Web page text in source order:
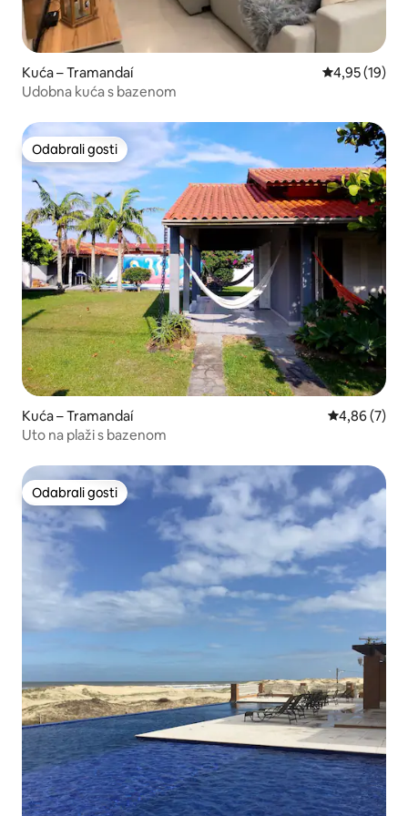
Kuća – Tramandaí Prosječna
4,95 (19)
Udobna kuća s bazenom
Odabrali gosti
Odabrali gosti
Kuća – Tramandaí Prosječna
4,86 (7)
Uto na plaži s bazenom
Odabrali gosti
Odabrali gosti